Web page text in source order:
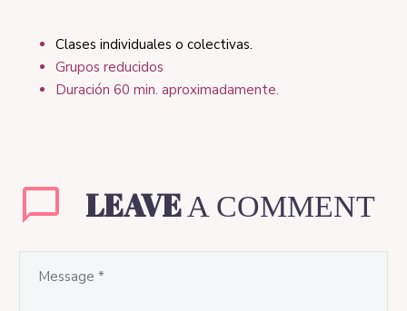
Clases individuales o colectivas.
Grupos reducidos
Duración 60 min. aproximadamente.
LEAVE A COMMENT